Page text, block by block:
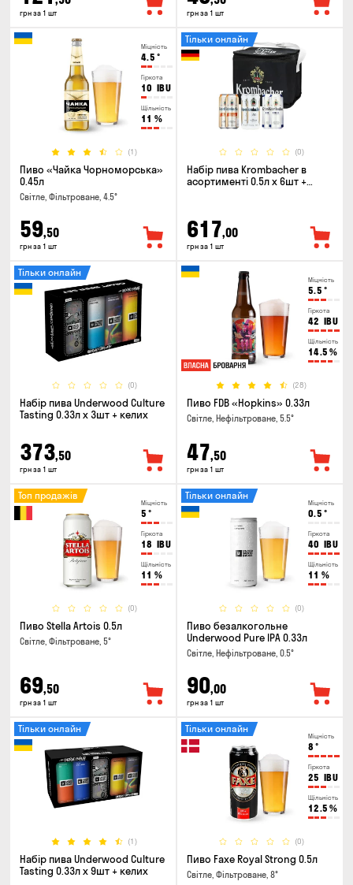
грн за 1 шт грн за 1 шт
Міцність
4.5 °
Гіркота
10 IBU
Щільність
11 %
(1)
Пиво «Чайка Чорноморська»
0.45л
Світле, Фільтроване, 4.5°
59,50
грн за 1 шт
(0)
Тільки онлайн
Набір пива Krombacher в
асортименті 0.5л х 6шт +
617,00
грн за 1 шт
(0)
Тільки онлайн
Набір пива Underwood Culture
Tasting 0.33л x 3шт + келих
373,50
грн за 1 шт
Міцність
5.5 °
Гіркота
42 IBU
Щільність
14.5 %
(28)
Пиво FDB «Hopkins» 0.33л
Світле, Нефільтроване, 5.5°
47,50
грн за 1 шт
Міцність
5 °
Гіркота
18 IBU
Щільність
11 %
(0)
Топ продажів
Пиво Stella Artois 0.5л
Світле, Фільтроване, 5°
69,50
грн за 1 шт
Міцність
0.5 °
Гіркота
40 IBU
Щільність
11 %
(0)
Тільки онлайн
Пиво безалкогольне
Underwood Pure IPA 0.33л
Світле, Нефільтроване, 0.5°
90,00
грн за 1 шт
(1)
Тільки онлайн
Набір пива Underwood Culture
Tasting 0.33л x 9шт + келих
Міцність
8 °
Гіркота
25 IBU
Щільність
12.5 %
(0)
Тільки онлайн
Пиво Faxe Royal Strong 0.5л
Світле, Фільтроване, 8°